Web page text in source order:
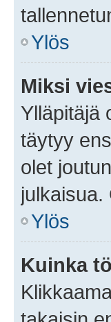
Ylös
Miksi
Ylläpitäjä
täytyy
olet
julkaisua.
Ylös
Kuinka